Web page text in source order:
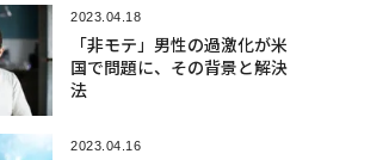
2023.04.18
「非モテ」男性の過激化が米
国で問題に、その背景と解決
法
2023.04.16